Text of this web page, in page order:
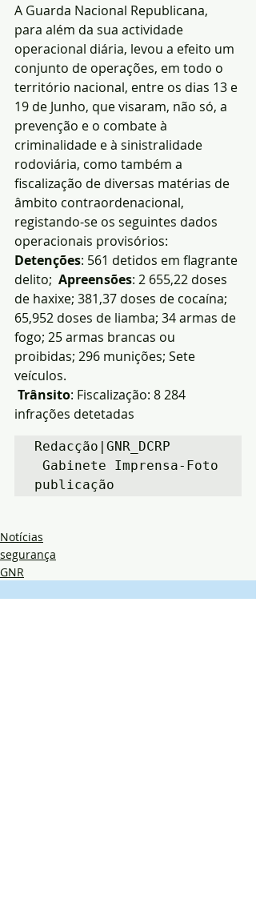
A Guarda Nacional Republicana,
para além da sua actividade
operacional diária, levou a efeito um
conjunto de operações, em todo o
território nacional, entre os dias 13 e
19 de Junho, que visaram, não só, a
prevenção e o combate à
criminalidade e à sinistralidade
rodoviária, como também a
fiscalização de diversas matérias de
âmbito contraordenacional,
registando-se os seguintes dados
operacionais provisórios:
Detenções: 561 detidos em flagrante
delito; Apreensões: 2 655,22 doses
de haxixe; 381,37 doses de cocaína;
65,952 doses de liamba; 34 armas de
fogo; 25 armas brancas ou
proibidas; 296 munições; Sete
veículos.
Trânsito: Fiscalização: 8 284
infrações detetadas
Redacção|GNR_DCRP
Gabinete Imprensa-Foto
publicação
Notícias
segurança
GNR